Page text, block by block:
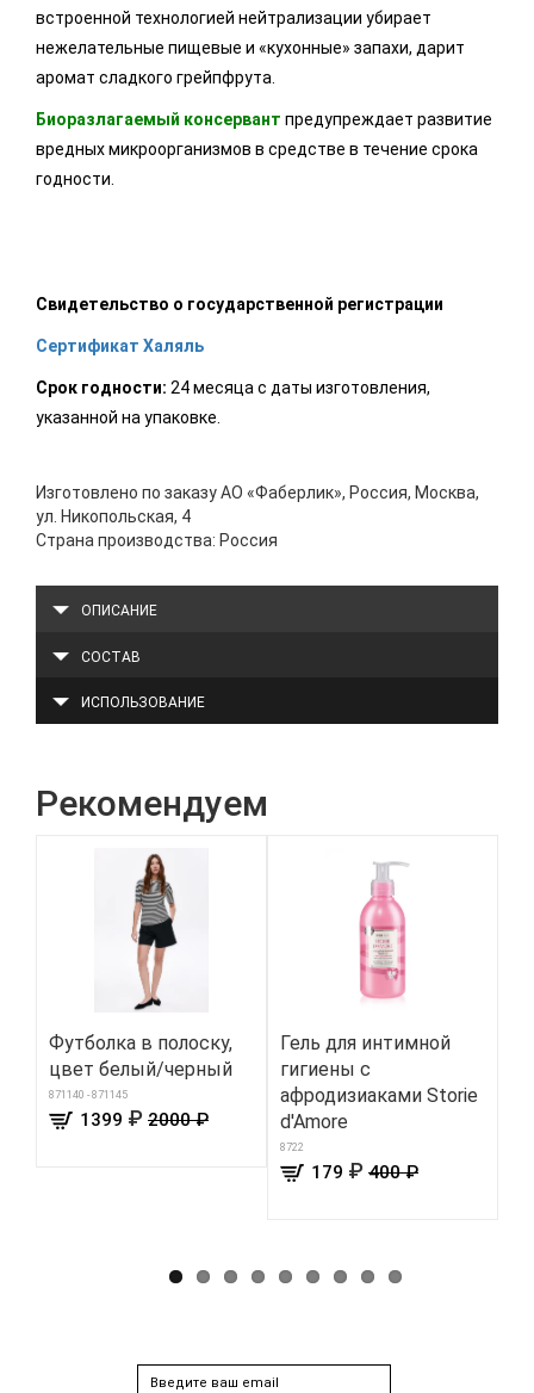
встроенной технологией нейтрализации убирает
нежелательные пищевые и «кухонные» запахи, дарит
аромат сладкого грейпфрута.
Биоразлагаемый консервант предупреждает развитие
вредных микроорганизмов в средстве в течение срока
годности.
Свидетельство о государственной регистрации
Сертификат Халяль
Срок годности: 24 месяца с даты изготовления,
указанной на упаковке.
Изготовлено по заказу АО «Фаберлик», Россия, Москва,
ул. Никопольская, 4
Страна производства: Россия
ОПИСАНИЕ
СОСТАВ
ИСПОЛЬЗОВАНИЕ
Рекомендуем
Футболка в полоску,
цвет белый/черный
871140 - 871145
1399 ₽ 2000 ₽
Гель для интимной
гигиены с
афродизиаками Storie
d'Amore
8722
179 ₽ 400 ₽